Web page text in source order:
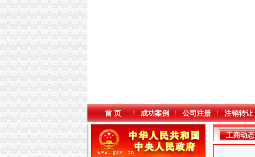
首 页 成功案例 公司注册 注销转让
工商动态